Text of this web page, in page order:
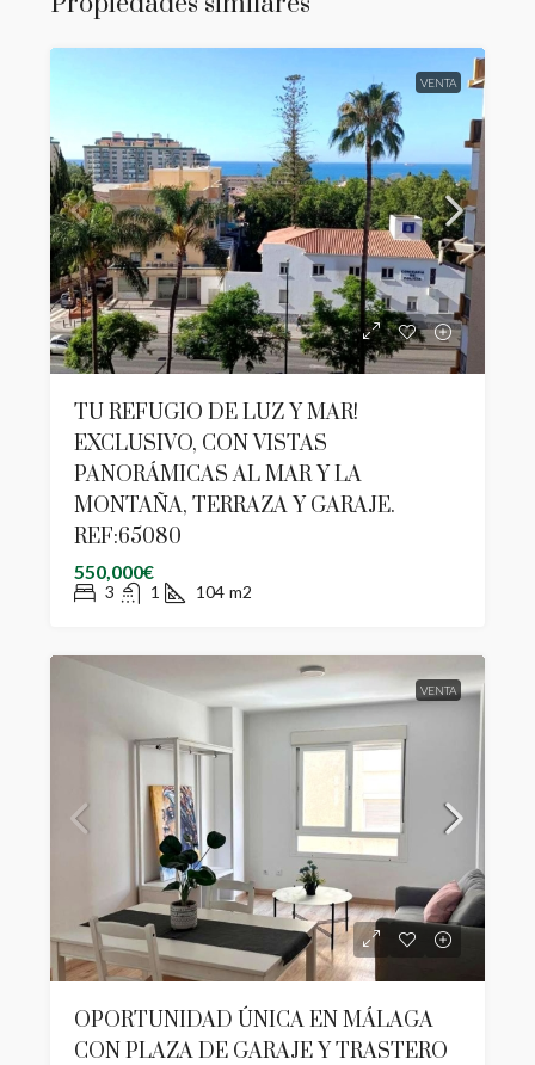
VENTA
TU REFUGIO DE LUZ Y MAR!
EXCLUSIVO, CON VISTAS
PANORÁMICAS AL MAR Y LA
MONTAÑA, TERRAZA Y GARAJE.
REF:65080
550,000€
3 1 104 m2
VENTA
OPORTUNIDAD ÚNICA EN MÁLAGA
CON PLAZA DE GARAJE Y TRASTERO